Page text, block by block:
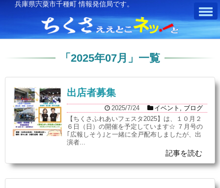
兵庫県宍粟市千種町 情報発信局です。
「 2025年07月 」 一覧
出店者募集
2025/7/24 イベント , ブログ
【ちくさふれあいフェスタ2025】は、１０月２
６日（日）の開催を予定しています☆ ７月号の
｢広報しそう｣と一緒に全戸配布しましたが、出
演者...
記事を読む